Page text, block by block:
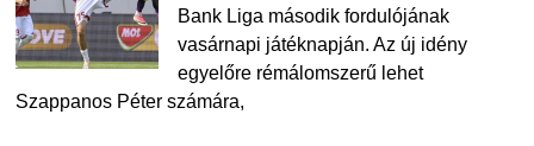
Bank Liga második fordulójának
vasárnapi játéknapján. Az új idény
egyelőre rémálomszerű lehet
Szappanos Péter számára,